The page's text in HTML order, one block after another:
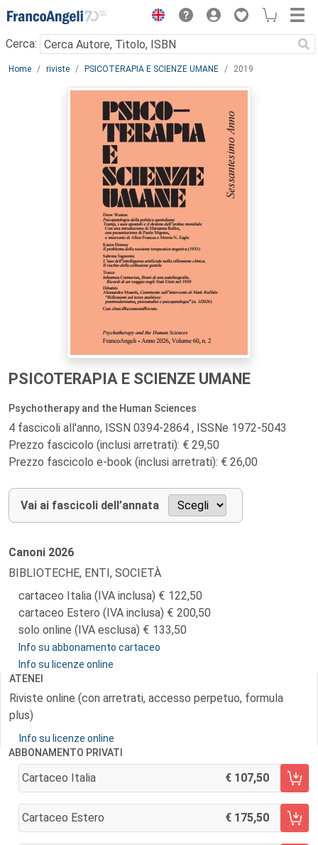
Menu
Cerca:
Main content
Home riviste PSICOTERAPIA E SCIENZE UMANE 2019
PSICOTERAPIA E SCIENZE UMANE
Psychotherapy and the Human Sciences
4 fascicoli all'anno, ISSN 0394-2864 , ISSNe 1972-5043
Prezzo fascicolo (inclusi arretrati): € 29,50
Prezzo fascicolo e-book (inclusi arretrati): € 26,00
Vai ai fascicoli dell’annata
Canoni 2026
BIBLIOTECHE, ENTI, SOCIETÀ
cartaceo Italia (IVA inclusa)
122,50
cartaceo Estero (IVA inclusa)
200,50
solo online (IVA esclusa)
133,50
Info su abbonamento cartaceo
Info su licenze online
ATENEI
Riviste online (con arretrati, accesso perpetuo, formula
plus)
Info su licenze online
ABBONAMENTO PRIVATI
Cartaceo Italia 107,50
AGGIUNGI AL CARRELLO
Cartaceo Estero 175,50
AGGIUNGI AL CARRELLO